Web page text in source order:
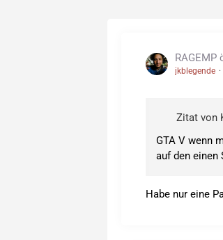
jkblegende
Zitat von
GTA V wenn
auf den
Habe nur eine